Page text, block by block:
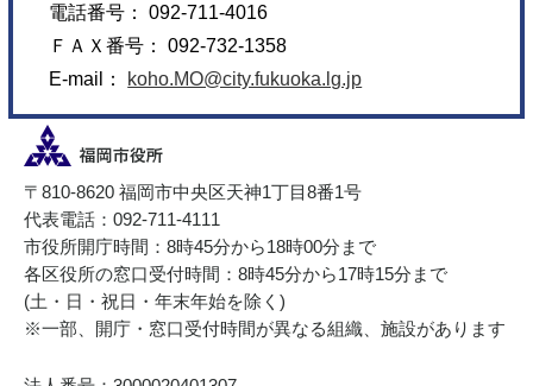
電話番号： 092-711-4016
ＦＡＸ番号： 092-732-1358
E-mail：
koho.MO@city.fukuoka.lg.jp
〒810-8620 福岡市中央区天神1丁目8番1号
代表電話：092-711-4111
市役所開庁時間：8時45分から18時00分まで
各区役所の窓口受付時間：8時45分から17時15分まで
(土・日・祝日・年末年始を除く)
※一部、開庁・窓口受付時間が異なる組織、施設があります